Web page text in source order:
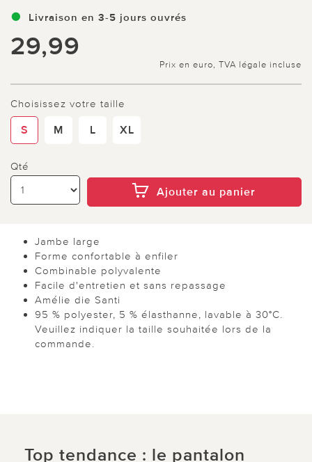
Livraison en 3-5 jours ouvrés
29,99
Prix en euro, TVA légale incluse
Choisissez votre taille
S M L XL
Qté
Ajouter au panier
Jambe large
Forme confortable à enfiler
Combinable polyvalente
Facile d'entretien et sans repassage
Amélie die Santi
95 % polyester, 5 % élasthanne, lavable à 30°C.
Veuillez indiquer la taille souhaitée lors de la
commande.
Top tendance : le pantalon